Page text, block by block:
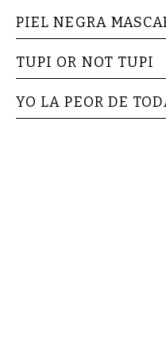
PIEL NEGRA
TUPI OR NOT TUPI
YO LA PEOR DE